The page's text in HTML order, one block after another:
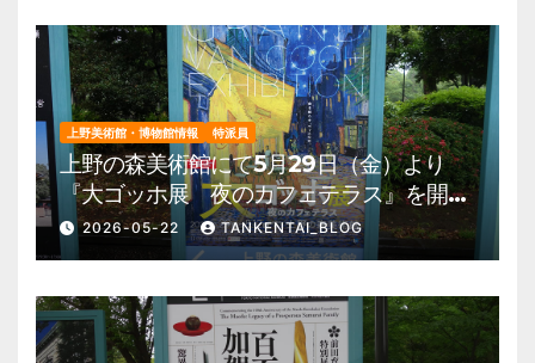
上野美術館・博物館情報 特派員
上野の森美術館にて5月29日（金）より
『大ゴッホ展 夜のカフェテラス』を開
催。 上野公園 美術館・博物館 混雑情
報他
2026-05-22 TANKENTAI_BLOG